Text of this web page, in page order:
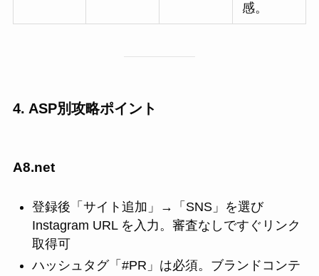
感。
4. ASP別攻略ポイント
A8.net
登録後「サイト追加」→「SNS」を選び
Instagram URL を入力。審査なしですぐリンク
取得可
ハッシュタグ「#PR」は必須。ブランドコンテ